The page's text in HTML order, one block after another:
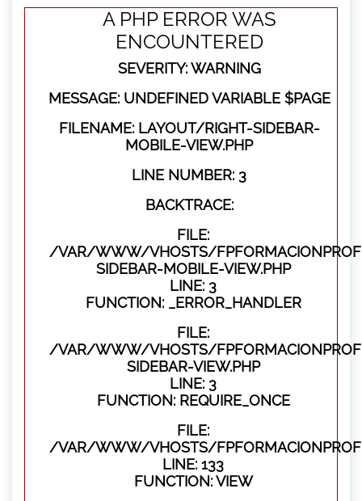
A PHP ERROR WAS
ENCOUNTERED
SEVERITY: WARNING
MESSAGE: UNDEFINED VARIABLE $PAGE
FILENAME: LAYOUT/RIGHT-SIDEBAR-
MOBILE-VIEW.PHP
LINE NUMBER: 3
BACKTRACE:
FILE:
/VAR/WWW/VHOSTS/
SIDEBAR-MOBILE-VIEW.PHP
LINE: 3
FUNCTION: _ERROR_HANDLER
FILE:
/VAR/WWW/VHOSTS/
SIDEBAR-VIEW.PHP
LINE: 3
FUNCTION: REQUIRE_ONCE
FILE:
/VAR/WWW/VHOSTS/
LINE: 133
FUNCTION: VIEW